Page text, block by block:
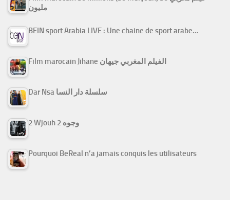
مليون
BEIN sport Arabia LIVE : Une chaine de sport arabe…
Film marocain Jihane الفيلم المغربي جيهان
Dar Nsa سلسلة دار النسا
2 Wjouh 2 وجوه
Pourquoi BeReal n’a jamais conquis les utilisateurs